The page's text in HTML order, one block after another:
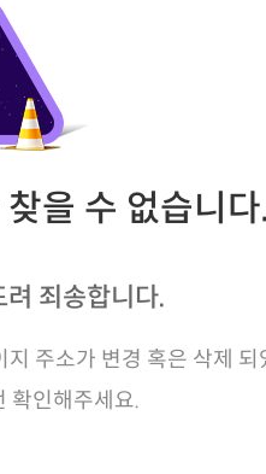
을 수 없습니다.
죄송합니다.
주소가 변경 혹은 삭제 되
확인해주세요.